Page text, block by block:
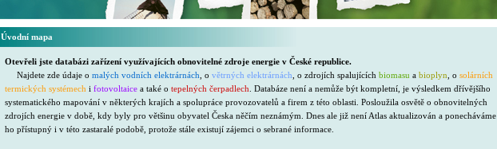
Úvodní mapa
Otevřeli jste databázi zařízení využívajících obnovitelné zdroje energie v České republice.
Najdete zde údaje o malých vodních elektrárnách , o větrných elektrárnách , o zdrojích spalujících biomasu a bioplyn , o solárních
termických systémech i fotovoltaice a také o tepelných čerpadlech . Databáze není a nemůže být kompletní, je výsledkem dřívějšího
systematického mapování v některých krajích a spolupráce provozovatelů a firem z této oblasti. Posloužila osvětě o obnovitelných
zdrojích energie v době, kdy byly pro většinu obyvatel Česka něčím neznámým. Dnes ale již není Atlas aktualizován a ponecháváme
ho přístupný i v této zastaralé podobě, protože stále existují zájemci o sebrané informace.